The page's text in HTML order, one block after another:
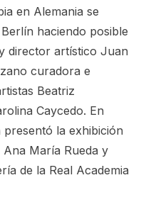
en Alemania se
haciendo posible
director artístico Juan
curadora e
Beatriz
Caycedo. En
presentó la exhibición
Ana María Rueda y
de la Real Academia